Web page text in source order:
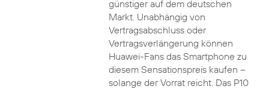
günstiger auf dem deutschen
Markt. Unabhängig von
Vertragsabschluss oder
Vertragsverlängerung können
Huawei-Fans das Smartphone zu
diesem Sensationspreis kaufen –
solange der Vorrat reicht. Das P10